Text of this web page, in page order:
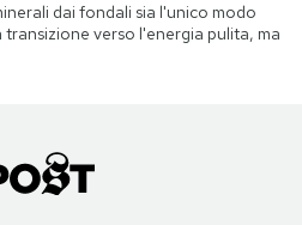
dai fondali sia l'unico modo
verso l'energia pulita, ma